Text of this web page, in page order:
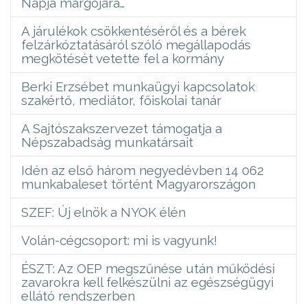
A járulékok csökkentéséről és a bérek
felzárkóztatásáról szóló megállapodás
megkötését vetette fel a kormány
Berki Erzsébet munkaügyi kapcsolatok
szakértő, mediátor, főiskolai tanár
A Sajtószakszervezet támogatja a
Népszabadság munkatársait
Idén az első három negyedévben 14 062
munkabaleset történt Magyarországon
SZEF: Új elnök a NYOK élén
Volán-cégcsoport: mi is vagyunk!
ÉSZT: Az OEP megszűnése után működési
zavarokra kell felkészülni az egészségügyi
ellátó rendszerben